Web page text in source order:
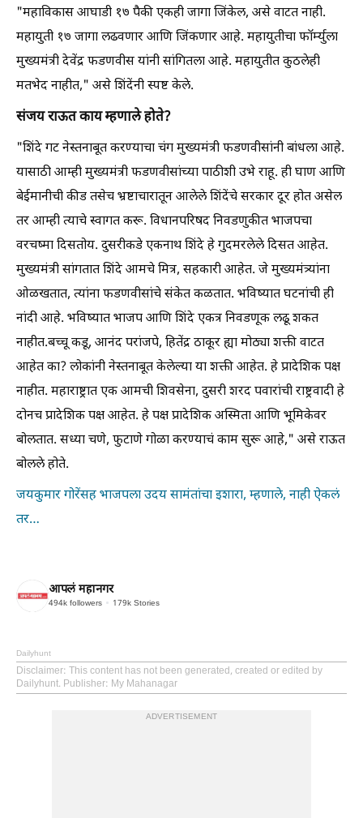
"महाविकास आघाडी १७ पैकी एकही जागा जिंकेल, असे वाटत नाही.
महायुती १७ जागा लढवणार आणि जिंकणार आहे. महायुतीचा फॉर्म्युला
मुख्यमंत्री देवेंद्र फडणवीस यांनी सांगितला आहे. महायुतीत कुठलेही
मतभेद नाहीत," असे शिंदेंनी स्पष्ट केले.
संजय राऊत काय म्हणाले होते?
"शिंदे गट नेस्तनाबूत करण्याचा चंग मुख्यमंत्री फडणवीसांनी बांधला आहे.
यासाठी आम्ही मुख्यमंत्री फडणवीसांच्या पाठीशी उभे राहू. ही घाण आणि
बेईमानीची कीड तसेच भ्रष्टाचारातून आलेले शिंदेंचे सरकार दूर होत असेल
तर आम्ही त्याचे स्वागत करू. विधानपरिषद निवडणुकीत भाजपचा
वरचष्मा दिसतोय. दुसरीकडे एकनाथ शिंदे हे गुदमरलेले दिसत आहेत.
मुख्यमंत्री सांगतात शिंदे आमचे मित्र, सहकारी आहेत. जे मुख्यमंत्र्यांना
ओळखतात, त्यांना फडणवीसांचे संकेत कळतात. भविष्यात घटनांची ही
नांदी आहे. भविष्यात भाजप आणि शिंदे एकत्र निवडणूक लढू शकत
नाहीत.बच्चू कडू, आनंद परांजपे, हितेंद्र ठाकूर ह्या मोठ्या शक्ती वाटत
आहेत का? लोकांनी नेस्तनाबूत केलेल्या या शक्ती आहेत. हे प्रादेशिक पक्ष
नाहीत. महाराष्ट्रात एक आमची शिवसेना, दुसरी शरद पवारांची राष्ट्रवादी हे
दोनच प्रादेशिक पक्ष आहेत. हे पक्ष प्रादेशिक अस्मिता आणि भूमिकेवर
बोलतात. सध्या चणे, फुटाणे गोळा करण्याचं काम सुरू आहे," असे राऊत
बोलले होते.
जयकुमार गोरेंसह भाजपला उदय सामंतांचा इशारा, म्हणाले, नाही ऐकलं
तर…
आपलं महानगर
494k followers 179k Stories
Dailyhunt
Disclaimer: This content has not been generated, created or edited by
Dailyhunt. Publisher: My Mahanagar
ADVERTISEMENT